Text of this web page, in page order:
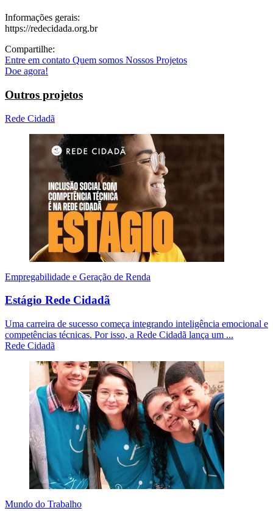
Informações gerais:
https://redecidada.org.br
Compartilhe:
Entre em contato Quem somos Nossos Projetos
Doe agora!
Outros projetos
Rede Cidadã
Empregabilidade e Geração de Renda
Estágio Rede Cidadã
Uma carreira de sucesso começa integrando inteligência emocional e
competências técnicas. Por isso, a Rede Cidadã lança um ...
Rede Cidadã
Mundo do Trabalho